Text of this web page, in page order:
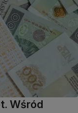
Wśród